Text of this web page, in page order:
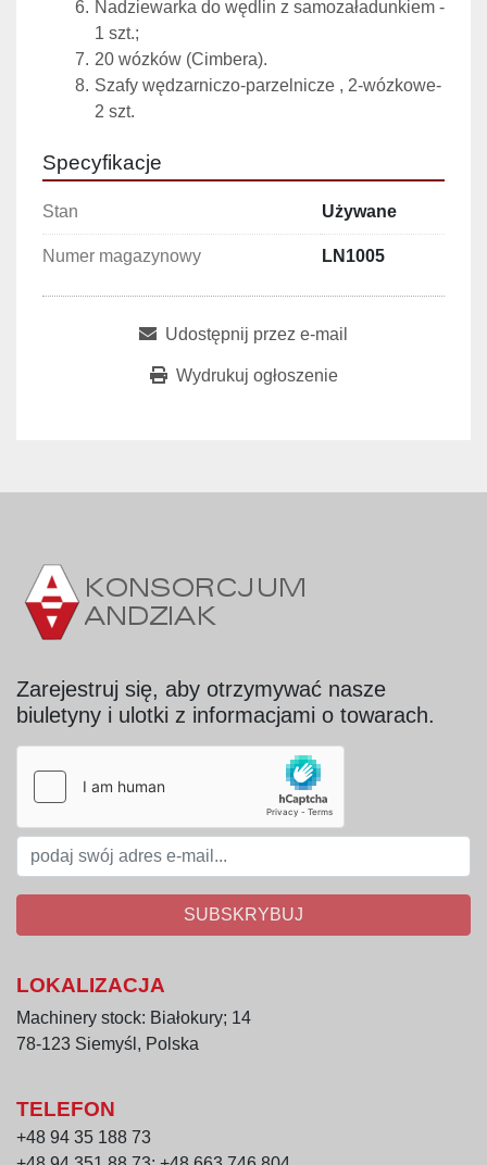
Nadziewarka do wędlin z samozaładunkiem -
1 szt.;
20 wózków (Cimbera).
Szafy wędzarniczo-parzelnicze , 2-wózkowe-
2 szt.
Specyfikacje
Stan Używane
Numer magazynowy LN1005
Udostępnij przez e-mail
Wydrukuj ogłoszenie
Zarejestruj się, aby otrzymywać nasze
biuletyny i ulotki z informacjami o towarach.
SUBSKRYBUJ
LOKALIZACJA
Machinery stock: Białokury; 14
78-123 Siemyśl, Polska
TELEFON
+48 94 35 188 73